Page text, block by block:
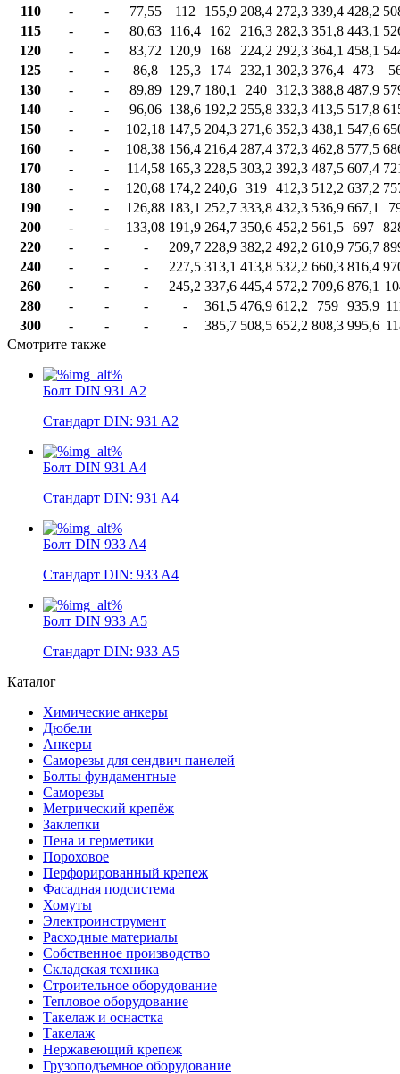
110
- - 77,55 112 155,9 208,4 272,3 339,4 428,2
115
- - 80,63 116,4 162 216,3 282,3 351,8 443,1
120
- - 83,72 120,9 168 224,2 292,3 364,1 458,1
125
- - 86,8 125,3 174 232,1 302,3 376,4 473
130
- - 89,89 129,7 180,1 240 312,3 388,8 487,9
140
- - 96,06 138,6 192,2 255,8 332,3 413,5 517,8
150
- - 102,18 147,5 204,3 271,6 352,3 438,1 547,6
160
- - 108,38 156,4 216,4 287,4 372,3 462,8 577,5
170
- - 114,58 165,3 228,5 303,2 392,3 487,5 607,4
180
- - 120,68 174,2 240,6 319 412,3 512,2 637,2
190
- - 126,88 183,1 252,7 333,8 432,3 536,9 667,1
200
- - 133,08 191,9 264,7 350,6 452,2 561,5 697
220
- - - 209,7 228,9 382,2 492,2 610,9 756,7
240
- - - 227,5 313,1 413,8 532,2 660,3 816,4
260
- - - 245,2 337,6 445,4 572,2 709,6 876,1
280
- - - - 361,5 476,9 612,2 759 935,9
300
- - - - 385,7 508,5 652,2 808,3 995,6
Смотрите также
Болт DIN 931 A2
Стандарт DIN: 931 A2
Болт DIN 931 A4
Стандарт DIN: 931 A4
Болт DIN 933 A4
Стандарт DIN: 933 A4
Болт DIN 933 А5
Стандарт DIN: 933 А5
Каталог
Химические анкеры
Дюбели
Анкеры
Саморезы для сендвич панелей
Болты фундаментные
Саморезы
Метрический крепёж
Заклепки
Пена и герметики
Пороховое
Перфорированный крепеж
Фасадная подсистема
Хомуты
Электроинструмент
Расходные материалы
Собственное производство
Складская техника
Строительное оборудование
Тепловое оборудование
Такелаж и оснастка
Такелаж
Нержавеющий крепеж
Грузоподъемное оборудование